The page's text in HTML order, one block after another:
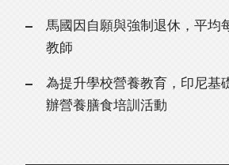
馬國因自願與強制退休，平均
教師
為提升學校營養教育，印尼基
辦營養膳食培訓活動